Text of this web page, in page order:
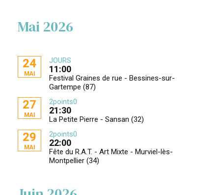
Mai 2026
24
MAI
JOURS
11:00
Festival Graines de rue - Bessines-sur-
Gartempe (87)
27
MAI
2points0
21:30
La Petite Pierre - Sansan (32)
29
MAI
2points0
22:00
Fête du R.A.T. - Art Mixte - Murviel-lès-
Montpellier (34)